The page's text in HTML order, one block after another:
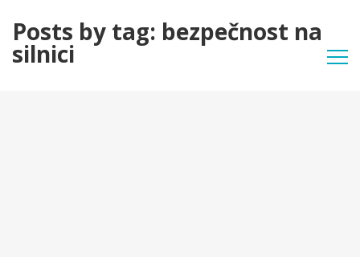
Posts by tag: bezpečnost na
silnici